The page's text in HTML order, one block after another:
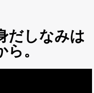
だしなみは
ら。